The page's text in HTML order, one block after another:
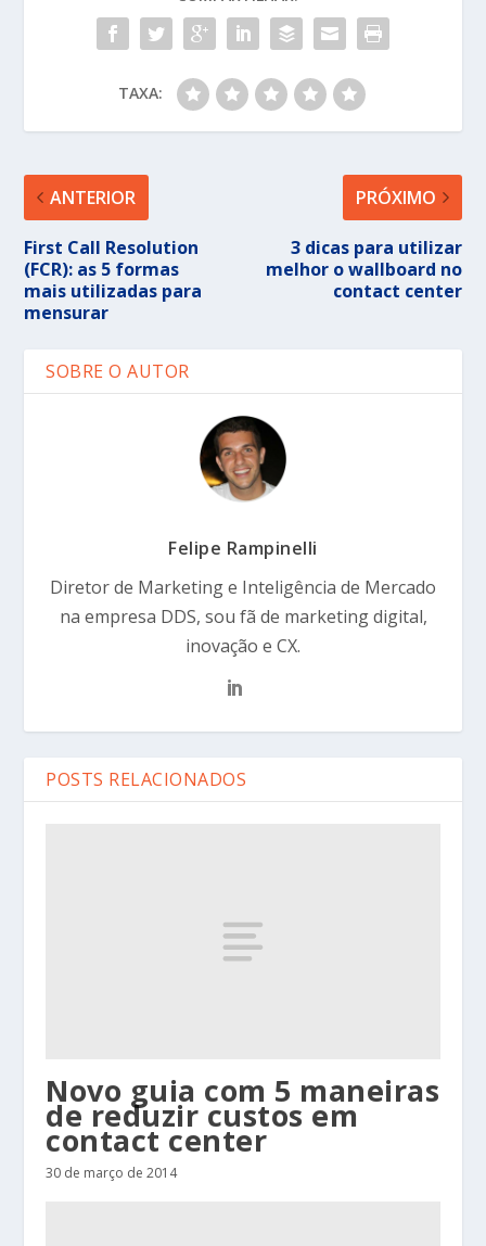
TAXA:
ANTERIOR
First Call Resolution
(FCR): as 5 formas
mais utilizadas para
mensurar
PRÓXIMO
3 dicas para utilizar
melhor o wallboard no
contact center
SOBRE O AUTOR
Felipe Rampinelli
Diretor de Marketing e Inteligência de Mercado
na empresa DDS, sou fã de marketing digital,
inovação e CX.
POSTS RELACIONADOS
Novo guia com 5 maneiras
de reduzir custos em
contact center
30 de março de 2014